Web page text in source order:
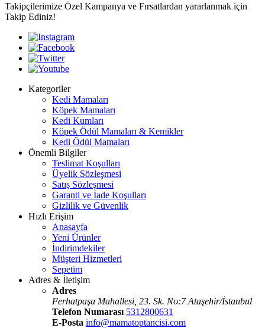
Takipçilerimize Özel Kampanya ve Fırsatlardan yararlanmak için
Takip Ediniz!
Kategoriler
Kedi Mamaları
Köpek Mamaları
Kedi Kumları
Köpek Ödül Mamaları & Kemikler
Kedi Ödül Mamaları
Önemli Bilgiler
Teslimat Koşulları
Üyelik Sözleşmesi
Satış Sözleşmesi
Garanti ve İade Koşulları
Gizlilik ve Güvenlik
Hızlı Erişim
Anasayfa
Yeni Ürünler
İndirimdekiler
Müşteri Hizmetleri
Sepetim
Adres & İletişim
Adres
Ferhatpaşa Mahallesi, 23. Sk. No:7 Ataşehir/İstanbul
Telefon Numarası 5312800631
E-Posta info@mamatoptancisi.com